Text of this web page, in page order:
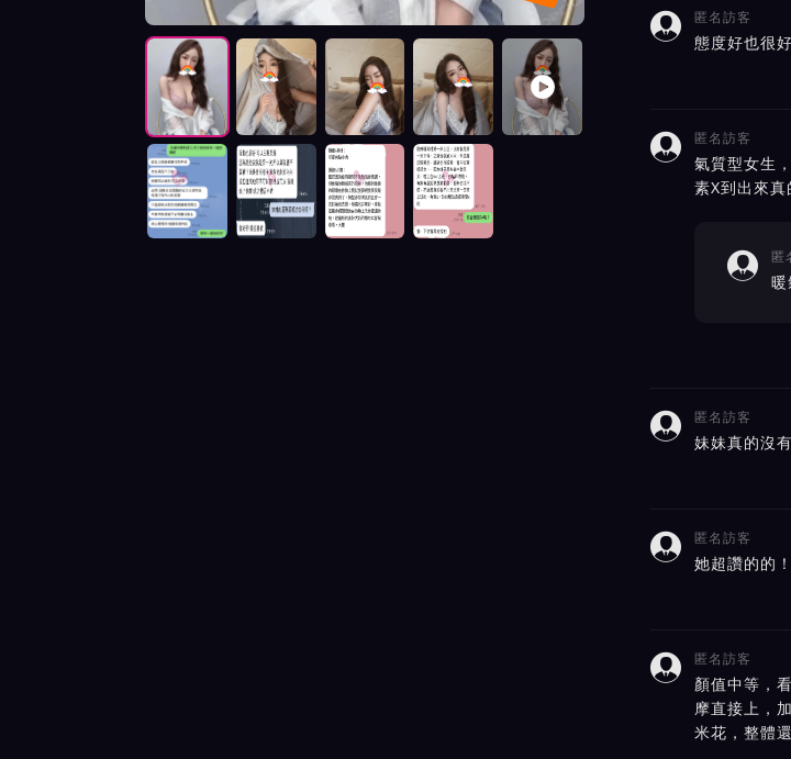
按摩師白石照片展示與影片介紹及客戶評價截屏展示  匿名訪客
態度好也很
 匿名訪客
氣質型女生
素X到出來真
 匿
 匿名訪客
妹妹真的沒
 匿名訪客
她超讚的的！
 匿名訪客
顏值中等，
摩直接上，
米花，整體